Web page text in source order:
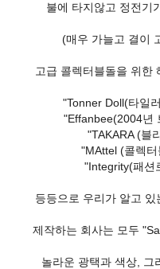
불에 타지않고 정전기
(매우 가늘고 결이
고급 콜렉터블돌을 위한
"Tonner Doll(타일
"Effanbee(2004년
"TAKARA (블
"MAttel (콜렉터
"Integrity(패션
등등으로 우리가 알고
제작하는 회사는 모두
놀라운 광택과 색상, 그